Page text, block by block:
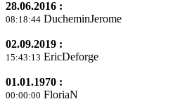
28.06.2016 :
08:18:44 DucheminJerome
02.09.2019 :
15:43:13 EricDeforge
01.01.1970 :
00:00:00 FloriaN